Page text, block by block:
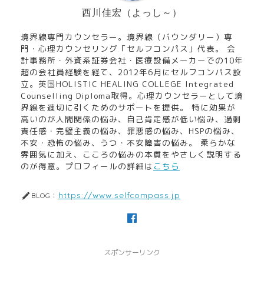
西川佳宏（よっし～）
境界線専門カウンセラー。境界線（バウンダリー）専
門・心理カウンセリング「セルフコンパス」代表。 会
計事務所・外資系証券会社・医療設備メーカーでの10年
超の会社員経験を経て、2012年6月にセルフコンパス設
立。英国HOLISTIC HEALING COLLEGE Integrated
Counselling Diploma取得。心理カウンセラーとして境
界線を適切に引くためのサポートを提供。 特に効果が
高いのが人間関係の悩み、自己肯定感が低い悩み、過剰
責任感・完璧主義の悩み、罪悪感の悩み、HSPの悩み、
不安・恐怖の悩み、うつ・不安障害の悩み。 柔らかな
雰囲気に加え、こころの悩みの本質をやさしく説明する
のが得意。プロフィールの詳細は こちら
BLOG： https://www.selfcompass.jp
スポンサーリンク